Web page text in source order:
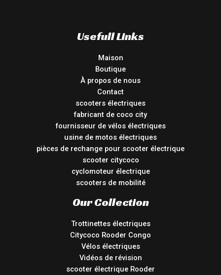
Usefull Links
Maison
Boutique
À propos de nous
Contact
scooters électriques
fabricant de coco city
fournisseur de vélos électriques
usine de motos électriques
pièces de rechange pour scooter électrique
scooter citycoco
cyclomoteur électrique
scooters de mobilité
Our Collection
Trottinettes électriques
Citycoco Rooder Congo
Vélos électriques
Vidéos de révision
scooter électrique Rooder